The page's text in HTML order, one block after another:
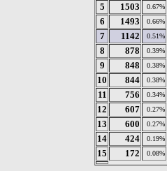
5 1503 0.67%
6
1493 0.66%
7
1142 0.51%
8
878 0.39%
9
848 0.38%
10
844 0.38%
11
756 0.34%
12
607 0.27%
13
600 0.27%
14
424 0.19%
15
172 0.08%